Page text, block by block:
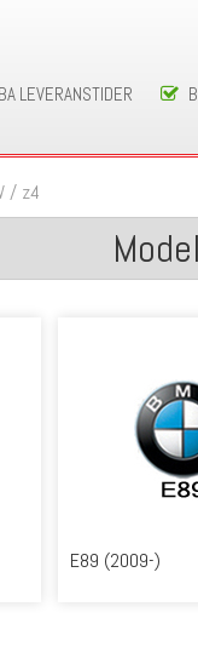
LEVERANSTIDER
/ z4
E89 (2009-)